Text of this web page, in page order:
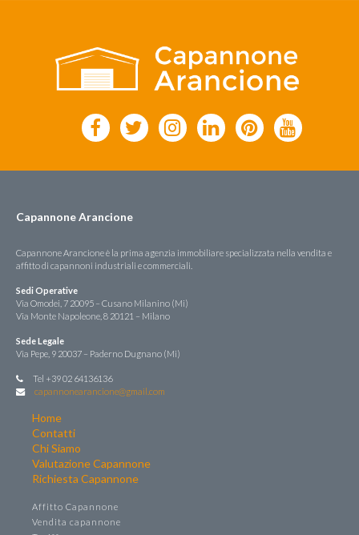
Capannone Arancione
Capannone Arancione è la prima agenzia immobiliare specializzata nella vendita e
affitto di capannoni industriali e commerciali.
Sedi Operative
Via Omodei, 7 20095 – Cusano Milanino (Mi)
Via Monte Napoleone, 8 20121 – Milano
Sede Legale
Via Pepe, 9 20037 – Paderno Dugnano (Mi)
Tel +39 02 64136136
capannonearancione@gmail.com
Home
Contatti
Chi Siamo
Valutazione Capannone
Richiesta Capannone
Affitto Capannone
Vendita capannone